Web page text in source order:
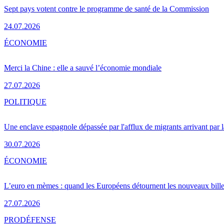
Sept pays votent contre le programme de santé de la Commission
24.07.2026
Merci la Chine : elle a sauvé l’économie mondiale
27.07.2026
ÉCONOMIE
Une enclave espagnole dépassée par l'afflux de migrants arrivant par
30.07.2026
POLITIQUE
L’euro en mèmes : quand les Européens détournent les nouveaux
27.07.2026
ÉCONOMIE
PRODÉFENSE